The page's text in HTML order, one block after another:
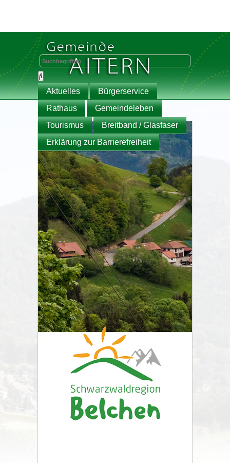
Aktuelles
Bürgerservice
Rathaus
Gemeindeleben
Tourismus
Breitband / Glasfaser
Erklärung zur Barrierefreiheit